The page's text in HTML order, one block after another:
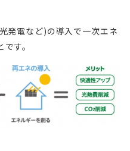
発電など)の導入で一次エネ
す。